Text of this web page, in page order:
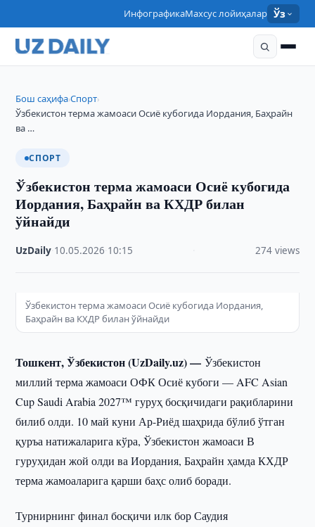
ИнфографикаМахсус лойиҳалар Ўз
Бош саҳифа›Спорт›
Ўзбекистон терма жамоаси Осиё кубогида Иордания, Баҳрайн
ва …
СПОРТ
Ўзбекистон терма жамоаси Осиё кубогида
Иордания, Баҳрайн ва КХДР билан
ўйнайди
UzDaily 10.05.2026 10:15 274 views
Ўзбекистон терма жамоаси Осиё кубогида Иордания,
Баҳрайн ва КХДР билан ўйнайди
Тошкент, Ўзбекистон (UzDaily.uz) —Ўзбекистон
миллий терма жамоаси ОФК Осиё кубоги — AFC Asian
Cup Saudi Arabia 2027™ гуруҳ босқичидаги рақибларини
билиб олди. 10 май куни Ар-Риёд шаҳрида бўлиб ўтган
қуръа натижаларига кўра, Ўзбекистон жамоаси В
гуруҳидан жой олди ва Иордания, Баҳрайн ҳамда КХДР
терма жамоаларига қарши баҳс олиб боради.
Турнирнинг финал босқичи илк бор Саудия